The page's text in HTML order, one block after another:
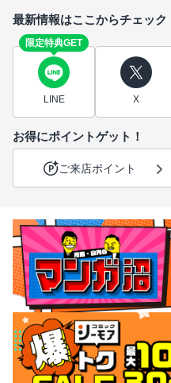
最新情報はここからチェック
限定特典GET
LINE X
お得にポイントゲット！
ご来店ポイント